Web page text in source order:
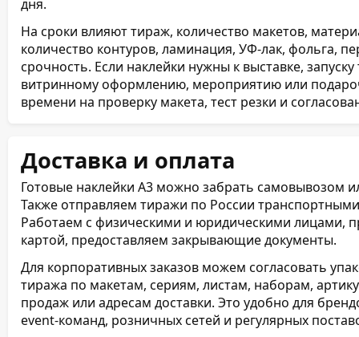
дня.
На сроки влияют тираж, количество макетов,
количество контуров, ламинация, УФ-лак, фольга,
срочность. Если наклейки нужны к выставке,
витринному оформлению, мероприятию или
времени на проверку макета, тест резки и
Доставка и оплата
Готовые наклейки А3 можно забрать самовывозом
Также отправляем тиражи по России
Работаем с физическими и юридическими лицами,
картой, предоставляем закрывающие документы.
Для корпоративных заказов можем согласовать
тиража по макетам, сериям, листам, наборам,
продаж или адресам доставки. Это удобно для
event-команд, розничных сетей и регулярных